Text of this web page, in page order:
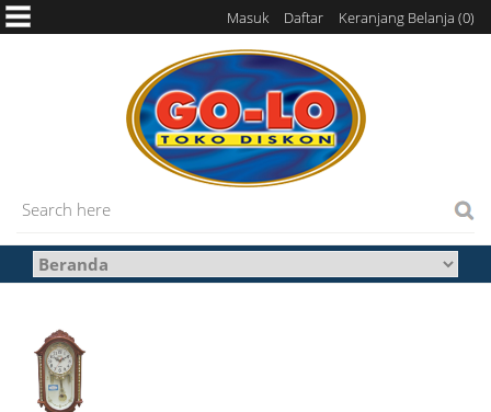
Masuk Daftar Keranjang Belanja (0)